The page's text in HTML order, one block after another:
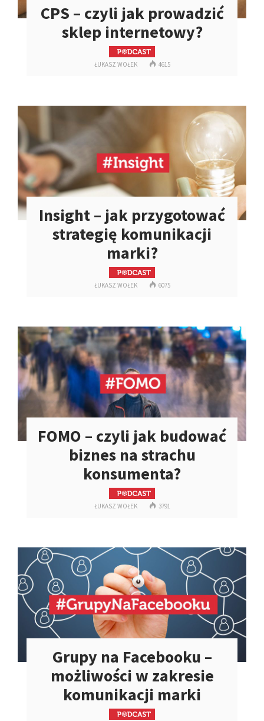
CPS – czyli jak prowadzić
sklep internetowy?
ŁUKASZ WOŁEK 4615
Insight – jak przygotować
strategię komunikacji
marki?
ŁUKASZ WOŁEK 6075
FOMO – czyli jak budować
biznes na strachu
konsumenta?
ŁUKASZ WOŁEK 3791
Grupy na Facebooku –
możliwości w zakresie
komunikacji marki